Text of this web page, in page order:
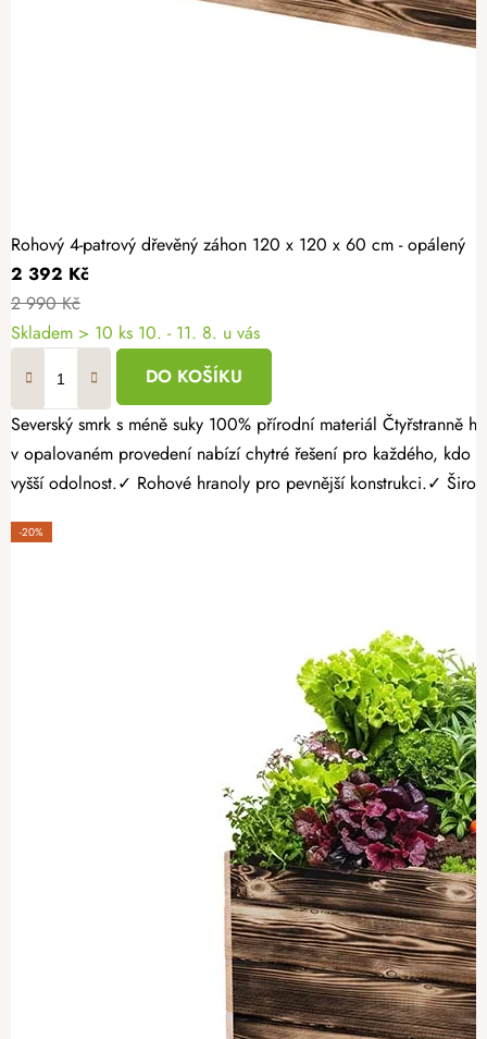
Rohový 4-patrový dřevěný záhon 120 x 120 x 60 cm - opálený
2 392 Kč
2 990 Kč
Skladem > 10 ks 10. - 11. 8. u vás
DO KOŠÍKU
Severský smrk s méně suky 100% přírodní materiál Čtyřstranně hoblovaný masiv Proměňte nevyužitý roh zahrady v krásné a praktické místo pro pěstování. Rohový 4patrový dřevěný záhon 120 × 120 × 60 cm
v opalovaném provedení nabízí chytré řešení pro každého,
vyšší odolnost.✓ Rohové hranoly pro pevnější konstrukci.✓
-20%